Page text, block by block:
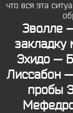
что вся эта
Зволле
закладку
Эхидо —
Лиссабон
пробы